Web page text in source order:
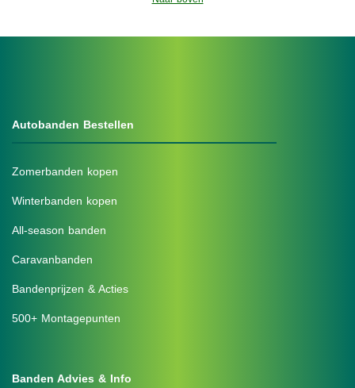
Autobanden Bestellen
Zomerbanden kopen
Winterbanden kopen
All-season banden
Caravanbanden
Bandenprijzen & Acties
500+ Montagepunten
Banden Advies & Info